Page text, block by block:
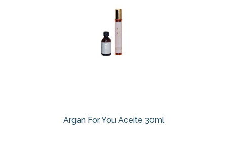
Argan For You Aceite 30ml